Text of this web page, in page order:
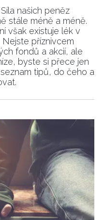
našich peněz
stále méně a méně.
však existuje lék v
příznivcem
fondů a akcií, ale
byste si přece jen
tipů, do čeho a